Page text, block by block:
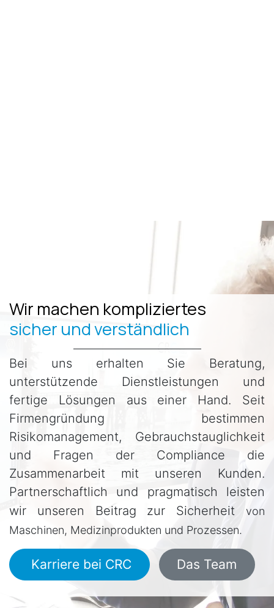
Wir machen kompliziertes
sicher und verständlich
Bei uns erhalten Sie Beratung,
unterstützende Dienstleistungen und
fertige Lösungen aus einer Hand. Seit
Firmengründung bestimmen
Risikomanagement, Gebrauchstauglichkeit
und Fragen der Compliance die
Zusammenarbeit mit unseren Kunden.
Partnerschaftlich und pragmatisch leisten
wir unseren Beitrag zur Sicherheit von
Maschinen, Medizinprodukten und Prozessen.
Karriere bei CRC Das Team